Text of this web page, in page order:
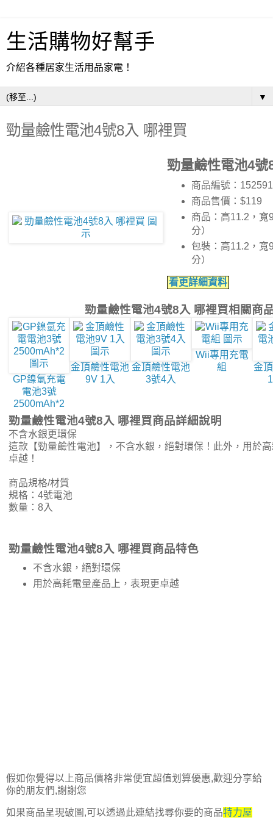
生活購物好幫手
介紹各種居家生活用品家電！
▼
勁量鹼性電池4號8入 哪裡買
勁量鹼性電池4號
商品編號：152591
商品售價：$119
商品：高11.2，寬
分）
包裝：高11.2，寬
分）
看更詳細資料
勁量鹼性電池4號8入 哪裡買相關商
GP鎳氫充電
電池3號
2500mAh*2
金頂鹼性電池
9V 1入
金頂鹼性電池
3號4入
Wii專用充電
組
金
勁量鹼性電池4號8入 哪裡買商品詳細說明
不含水銀更環保
這款【勁量鹼性電池】，不含水銀，絕對環保！此外，用於
卓越！
商品規格/材質
規格：4號電池
數量：8入
勁量鹼性電池4號8入 哪裡買商品特色
不含水銀，絕對環保
用於高耗電量產品上，表現更卓越
假如你覺得以上商品價格非常便宜超值划算優惠,歡迎分享給
你的朋友們,謝謝您
如果商品呈現破圖,可以透過此連結找尋你要的商品特力屋